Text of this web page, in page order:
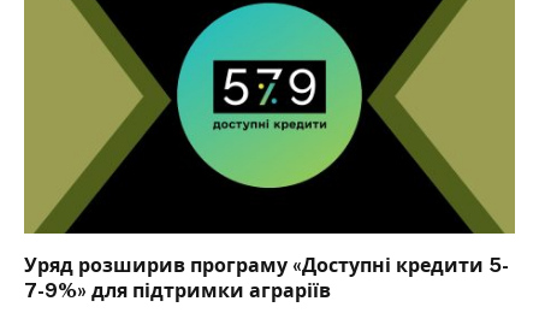
Уряд розширив програму «Доступні кредити 5-
7-9%» для підтримки аграріїв